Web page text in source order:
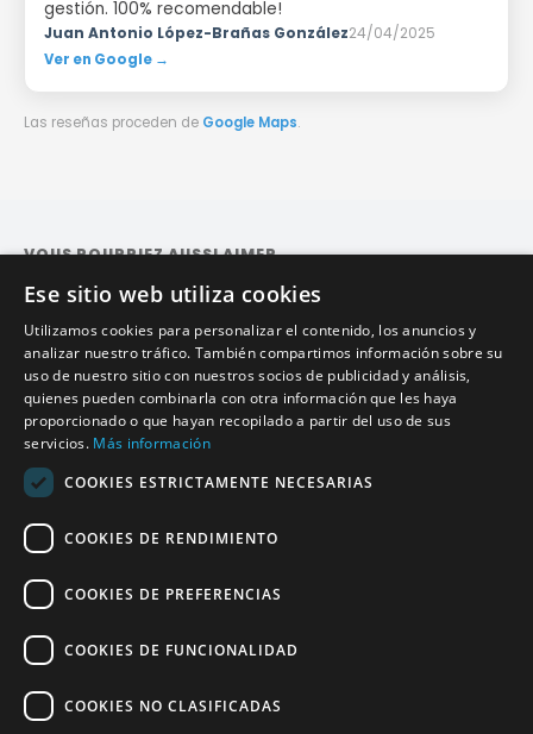
gestión. 100% recomendable!
Juan Antonio López-Brañas González24/04/2025
Ver en Google →
Las reseñas proceden de Google Maps.
VOUS POURRIEZ AUSSI AIMER
Trains Madrid-Valladolid : horaires, tarifs et offres
Trains Valladolid-León : horaires, tarifs et offres
Trains Puertollano-Madrid : horaires, tarifs et
offres
Trains Gijón-Madrid : horaires, tarifs et offres
Trains Ourense-Madrid : horaires, tarifs et offres
offres
Trains Granada-Madrid : horaires, tarifs et offres
Trains pour Madrid
Ese sitio web utiliza cookies
Utilizamos cookies para personalizar el contenido, los anuncios y
analizar nuestro tráfico. También compartimos información sobre su
uso de nuestro sitio con nuestros socios de publicidad y análisis,
quienes pueden combinarla con otra información que les haya
proporcionado o que hayan recopilado a partir del uso de sus
servicios. Más información
COOKIES ESTRICTAMENTE NECESARIAS
COOKIES DE RENDIMIENTO
COOKIES DE PREFERENCIAS
COOKIES DE FUNCIONALIDAD
COOKIES NO CLASIFICADAS